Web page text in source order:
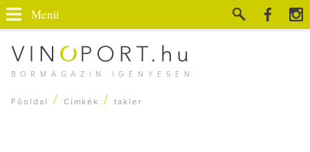
BORMAGAZIN IGÉNYESEN
Menü
Főoldal / Címkék / takler